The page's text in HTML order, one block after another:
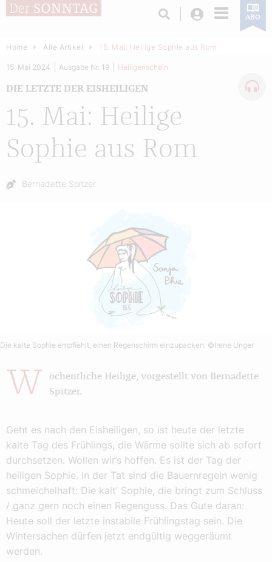
Login ABO
Home Alle Artikel 15. Mai: Heilige Sophie aus Rom
15. Mai: Heilige
Sophie aus Rom
DIE LETZTE DER EISHEILIGEN
15. Mai 2024 Ausgabe Nr. 19 Heiligenschein
Autor:
Bernadette Spitzer
Die kalte Sophie empfiehlt, einen Regenschirm einzupacken. ©Irene Unger
W
öchentliche Heilige, vorgestellt von Bernadette
Spitzer.
Geht es nach den Eisheiligen, so ist heute der letzte
kalte Tag des Frühlings, die Wärme sollte sich ab sofort
durchsetzen. Wollen wir’s hoffen. Es ist der Tag der
heiligen Sophie. In der Tat sind die Bauernregeln wenig
schmeichelhaft: Die kalt’ Sophie, die bringt zum Schluss
/ ganz gern noch einen Regenguss. Das Gute daran:
Heute soll der letzte instabile Frühlingstag sein. Die
Wintersachen dürfen jetzt endgültig weggeräumt
werden.